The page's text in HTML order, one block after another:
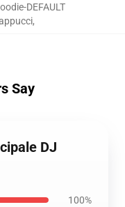
DEFAULT
,
Say
DJ
100%